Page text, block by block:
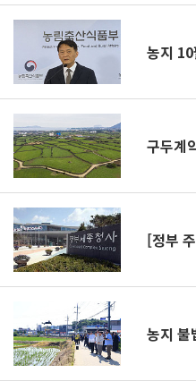
농지
구두계
[정부
농지